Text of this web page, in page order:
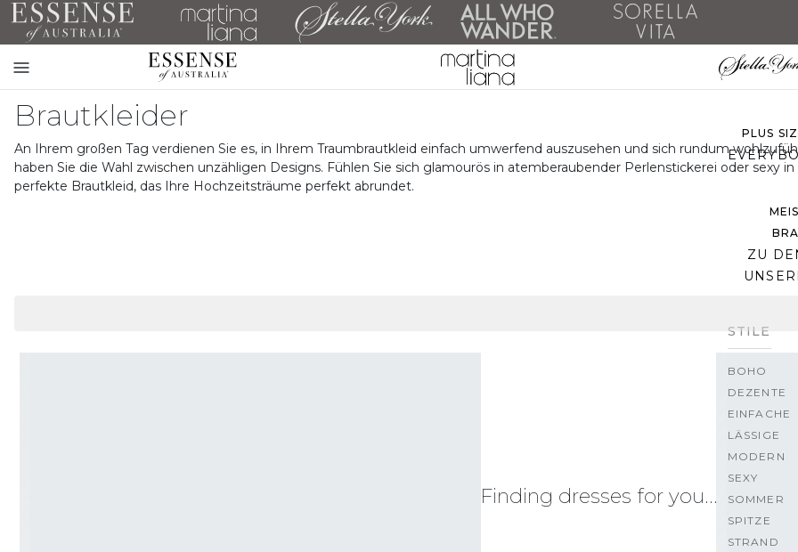
ALLE
ZU DEN
PLUS
ZU
STILE
BOHO
DEZENTE
EINFACHE
LÄSSIGE
MODERN
SEXY
SOMMER
SPITZE
STRAND
mobile
navigation
Brautkleider
An Ihrem großen Tag verdienen Sie es, in Ihrem Traumbrautkleid einfach umwerfend auszusehen und sich rundum
haben Sie die Wahl zwischen unzähligen Designs. Fühlen Sie sich glamourös in atemberaubender Perlenstickerei oder sexy
perfekte Brautkleid, das Ihre Hochzeitsträume perfekt abrundet.
Finding dresses for you…